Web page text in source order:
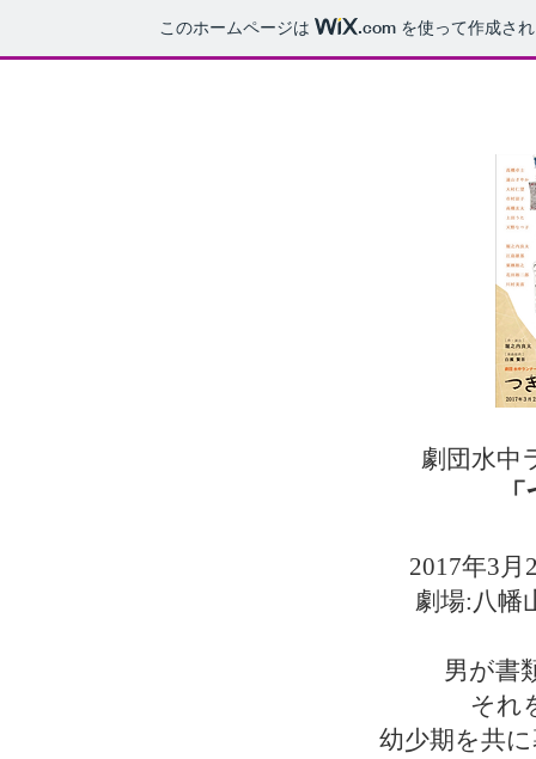
このホームページは .com を使って作成さ
劇団水中
2017年3月
劇場:八幡
男が書
それ
幼少期を共